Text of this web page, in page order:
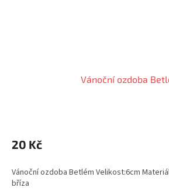
Vánoční ozdoba
20 Kč
Vánoční ozdoba Betlém Velikost:6cm
bříza